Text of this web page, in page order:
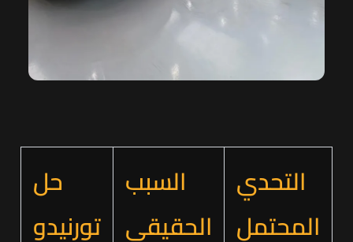
التحدي
المحتمل
السبب
الحقيقي
حل
تورنيدو